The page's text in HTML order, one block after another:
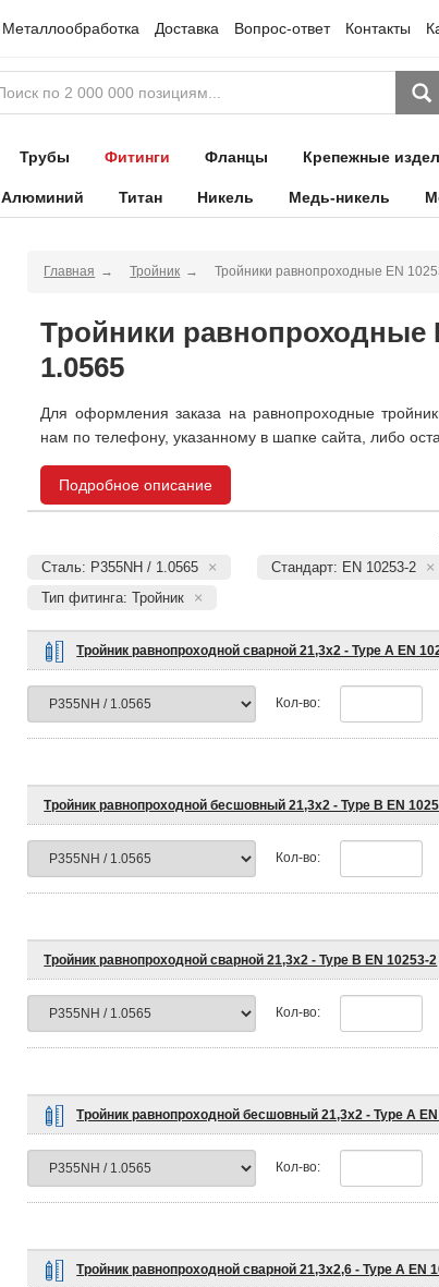
Металлообработка Доставка Вопрос-ответ Контакты
Трубы Фитинги Фланцы Крепежные
Алюминий Титан Никель Медь-никель
Главная Тройник Тройники равнопроходные EN
Тройники равнопроходные
1.0565
Для оформления заказа на равнопроходные
нам по телефону, указанному в шапке сайта, либо
Подробное описание
Сталь: P355NH / 1.0565
Стандарт: EN 10253-2
Тип фитинга: Тройник
Тройник равнопроходной сварной 21,3х2 - Type A EN
Кол-во:
Тройник равнопроходной бесшовный 21,3х2 - Type B EN
Кол-во:
Тройник равнопроходной сварной 21,3х2 - Type B EN 10253-2
Кол-во:
Тройник равнопроходной бесшовный 21,3х2 - Type A
Кол-во:
Тройник равнопроходной сварной 21,3х2,6 - Type A EN